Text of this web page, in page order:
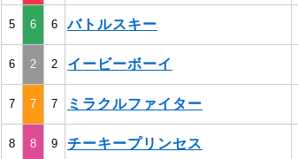
5 6 6 バトルスキー
6 2 2 イービーボーイ
7 7 7 ミラクルファイター
8 8 9 チーキープリンセス